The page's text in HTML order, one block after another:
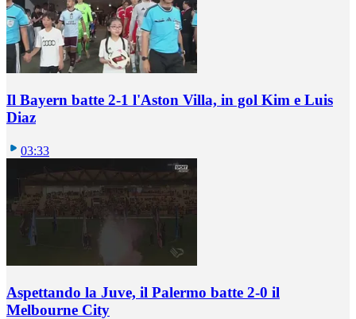
Il Bayern batte 2-1 l'Aston Villa, in gol Kim e Luis
Diaz
03:33
Aspettando la Juve, il Palermo batte 2-0 il
Melbourne City